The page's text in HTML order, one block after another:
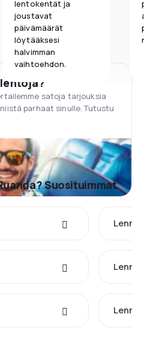
lentokentät ja
joustavat
päivämäärät
löytääksesi
halvimman
vaihtoehdon.
satoja tarjouksia
parhaat sinulle. Tutustu
Suosituimmat